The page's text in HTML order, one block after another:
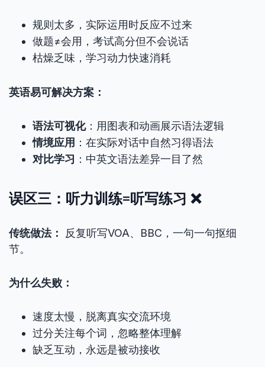
规则太多，实际运用时反应不过来
做题≠会用，考试高分但不会说话
枯燥乏味，学习动力快速消耗
英语易可解决方案：
语法可视化：用图表和动画展示语法逻辑
情境应用 ：在实际对话中自然习得语法
对比学习 ：中英文语法差异一目了然
误区三：听力训练=听写练习 ❌
传统做法：
反复听写VOA、BBC，一句一句抠细
节。
为什么失败：
速度太慢，脱离真实交流环境
过分关注每个词，忽略整体理解
缺乏互动，永远是被动接收